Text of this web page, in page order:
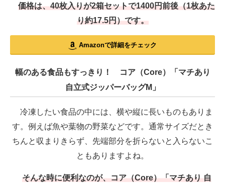
価格は、40枚入りが2箱セットで1400円前後（1枚あた
り約17.5円）です。
Amazonで詳細をチェック
幅のある食品もすっきり！ コア（Core）「マチあり
自立式ジッパーバッグM」
冷凍したい食品の中には、横や縦に長いものもありま
す。例えば魚や葉物の野菜などです。通常サイズだとき
ちんと収まりきらず、先端部分を折らないと入らないこ
ともありますよね。
そんな時に便利なのが、コア（Core）「マチあり 自